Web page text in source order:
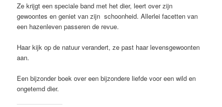
Ze krijgt een speciale band met het dier, leert over zijn
gewoontes en geniet van zijn schoonheid. Allerlei facetten van
een hazenleven passeren de revue.
Haar kijk op de natuur verandert, ze past haar levensgewoonten
aan.
Een bijzonder boek over een bijzondere liefde voor een wild en
ongetemd dier.